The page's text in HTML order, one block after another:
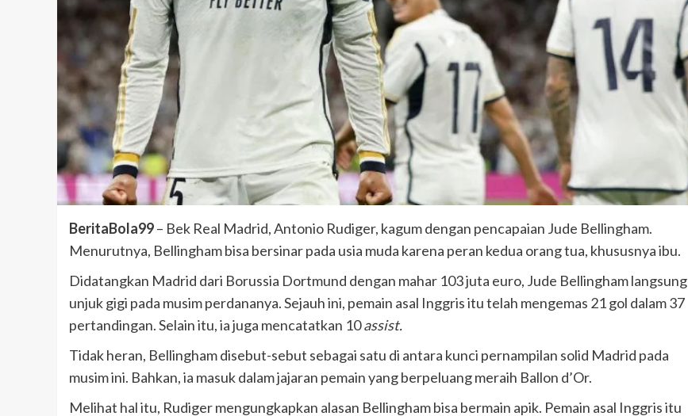
BeritaBola99– Bek Real Madrid, Antonio Rudiger, kagum dengan pencapaian Jude Bellingham.
Menurutnya, Bellingham bisa bersinar pada usia muda karena peran kedua orang tua, khususnya ibu.
Didatangkan Madrid dari Borussia Dortmund dengan mahar 103 juta euro, Jude Bellingham langsung
unjuk gigi pada musim perdananya. Sejauh ini, pemain asal Inggris itu telah mengemas 21 gol dalam 37
pertandingan. Selain itu, ia juga mencatatkan 10assist.
Tidak heran, Bellingham disebut-sebut sebagai satu di antara kunci pernampilan solid Madrid pada
musim ini. Bahkan, ia masuk dalam jajaran pemain yang berpeluang meraih Ballon d’Or.
Melihat hal itu, Rudiger mengungkapkan alasan Bellingham bisa bermain apik. Pemain asal Inggris itu